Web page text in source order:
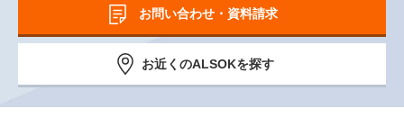
お問い合わせ・資料請求
お近くのALSOKを探す